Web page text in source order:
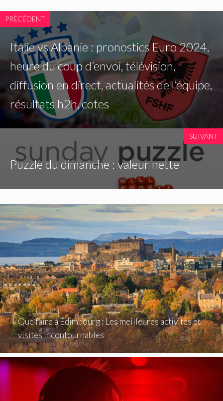
PRÉCÉDENT
Italie vs Albanie : pronostics Euro 2024,
heure du coup d’envoi, télévision,
diffusion en direct, actualités de l’équipe,
résultats h2h, cotes
SUIVANT
Puzzle du dimanche : valeur nette
Que faire à Édimbourg : Les meilleures activités et
visites incontournables